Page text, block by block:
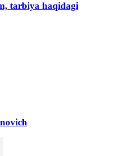
tarbiya haqidagi